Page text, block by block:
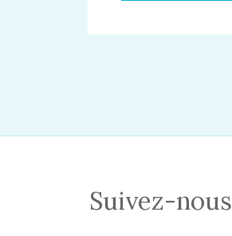
Suivez-nous